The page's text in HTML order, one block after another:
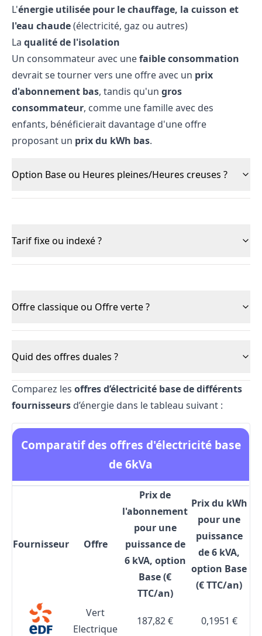
L'énergie utilisée pour lechauffage, la cuisson et
l'eau chaude(électricité, gaz ou autres)
La qualité de l'isolation
Un consommateur avec unefaible consommation
devrait se tourner vers une offre avec un prix
d'abonnement bas, tandis qu'un gros
consommateur, comme une famille avec des
enfants, bénéficierait davantage d'une offre
proposant un prix du kWh bas.
Option Base ou Heures pleines/Heures creuses ?
Tarif fixe ou indexé ?
Offre classique ou Offre verte ?
Quid des offres duales ?
Comparez les offres d’électricité base de différents
fournisseurs d’énergie dans le tableau suivant :
Comparatif des offres d'électricité base
de 6kVa
Fournisseur Offre
Prix de
l'abonnement
pour une
puissance de
6 kVA, option
Base (€
TTC/an)
Prix du kWh
pour une
puissance
de 6 kVA,
option Base
(€ TTC/an)
Vert
Electrique
187,82 € 0,1951 €